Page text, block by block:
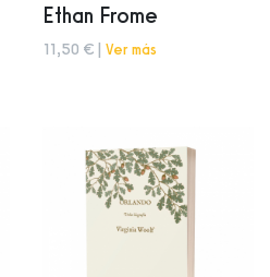
Ethan Frome
11,50 € | Ver más